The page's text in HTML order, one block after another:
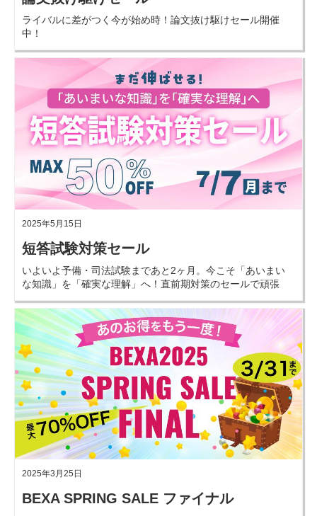
ライバルに差がつく今が始め時！論文抜け駆けセール開催
中！
2025年5月15日
短答試験対策セール
いよいよ予備・司法試験まであと2ヶ月。今こそ「あいまい
な知識」を「確実な理解」へ！直前期対策のセールで頑張
2025年3月25日
BEXA SPRING SALE ファイナル